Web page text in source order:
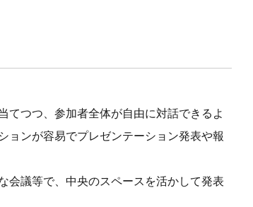
てつつ、参加者全体が自由に対話できるよ
ョンが容易でプレゼンテーション発表や報
会議等で、中央のスペースを活かして発表